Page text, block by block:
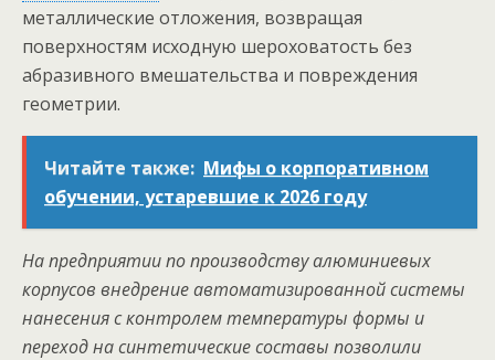
металлические отложения, возвращая
поверхностям исходную шероховатость без
абразивного вмешательства и повреждения
геометрии.
Читайте также: Мифы о корпоративном
обучении, устаревшие к 2026 году
На предприятии по производству алюминиевых
корпусов внедрение автоматизированной системы
нанесения с контролем температуры формы и
переход на синтетические составы позволили